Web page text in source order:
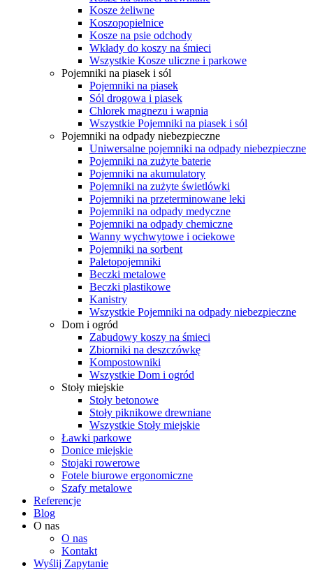
Kosze żeliwne
Koszopopielnice
Kosze na psie odchody
Wkłady do koszy na śmieci
Wszystkie Kosze uliczne i parkowe
Pojemniki na piasek i sól
Pojemniki na piasek
Sól drogowa i piasek
Chlorek magnezu i wapnia
Wszystkie Pojemniki na piasek i sól
Pojemniki na odpady niebezpieczne
Uniwersalne pojemniki na odpady niebezpieczne
Pojemniki na zużyte baterie
Pojemniki na akumulatory
Pojemniki na zużyte świetlówki
Pojemniki na przeterminowane leki
Pojemniki na odpady medyczne
Pojemniki na odpady chemiczne
Wanny wychwytowe i ociekowe
Pojemniki na sorbent
Paletopojemniki
Beczki metalowe
Beczki plastikowe
Kanistry
Wszystkie Pojemniki na odpady niebezpieczne
Dom i ogród
Zabudowy koszy na śmieci
Zbiorniki na deszczówkę
Kompostowniki
Wszystkie Dom i ogród
Stoły miejskie
Stoły betonowe
Stoły piknikowe drewniane
Wszystkie Stoły miejskie
Ławki parkowe
Donice miejskie
Stojaki rowerowe
Fotele biurowe ergonomiczne
Szafy metalowe
Referencje
Blog
O nas
O nas
Kontakt
Wyślij Zapytanie